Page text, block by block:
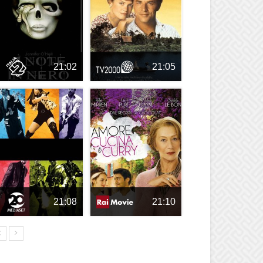
21:02 21:05
21:08 21:10